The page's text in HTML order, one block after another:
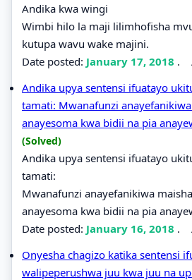
Andika kwa wingi
Wimbi hilo la maji lilimhofisha
kutupa wavu wake majini.
Date posted: January 17, 2018 .
Andika upya sentensi ifuatayo
tamati: Mwanafunzi
anayesoma kwa bidii na pia
(Solved)
Andika upya sentensi ifuatayo
tamati:
Mwanafunzi anayefanikiwa
anayesoma kwa bidii na pia
Date posted: January 16, 2018 .
Onyesha chagizo katika sentensi
walipeperushwa juu kwa juu na